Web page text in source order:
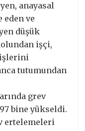
anayasal
eden ve
düşük
işçi,
tutumundan
grev
bine yükseldi.
ertelemeleri